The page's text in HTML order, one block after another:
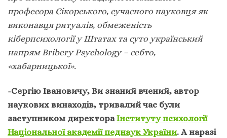
професора Сікорського, сучасного науковця як
виконавця ритуалів, обмеженість
кіберпсихології у Штатах та суто український
напрям Bribery Psychology– себто,
«хабарницької».
-Сергію Івановичу, Ви знаний вчений, автор
наукових винаходів, тривалий час були
заступником директораІнституту психології
Національної академії педнаук України. А наразі